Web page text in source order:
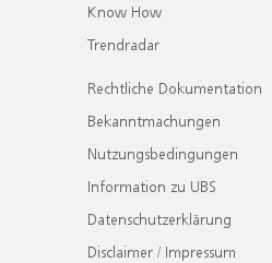
Know How
Trendradar
Rechtliche Dokumentation
Bekanntmachungen
Nutzungsbedingungen
Information zu UBS
Datenschutzerklärung
Disclaimer / Impressum